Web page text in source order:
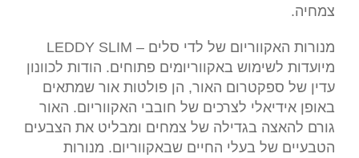
צמחיה.
מנורות האקווריום של לדי סלים – LEDDY SLIM
מיועדות לשימוש באקווריומים פתוחים. הודות לכוונון
עדין של ספקטרום האור, הן פולטות אור שמתאים
באופן אידיאלי לצרכים של חובבי האקווריום. האור
גורם להאצה בגדילה של צמחים ומבליט את הצבעים
הטבעיים של בעלי החיים שבאקווריום. מנורות